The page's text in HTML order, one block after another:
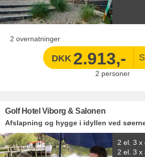
2 overnatninger
DKK 2.913,-
2 personer
Golf Hotel Viborg & Salonen
Afslapning og hygge i idyllen ved
2 el. 3 x
2 el. 3 x